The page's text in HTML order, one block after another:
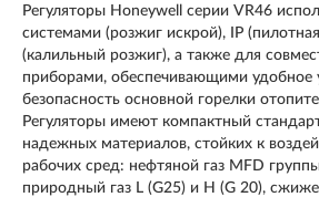
Регуляторы Honeywell серии VR46
системами (розжиг искрой), IP
(калильный розжиг), а также для
приборами, обеспечивающими удобное
безопасность основной горелки
Регуляторы имеют компактный
надежных материалов, стойких к
рабочих сред: нефтяной газ MFD
природный газ L (G25) и H (G 20),